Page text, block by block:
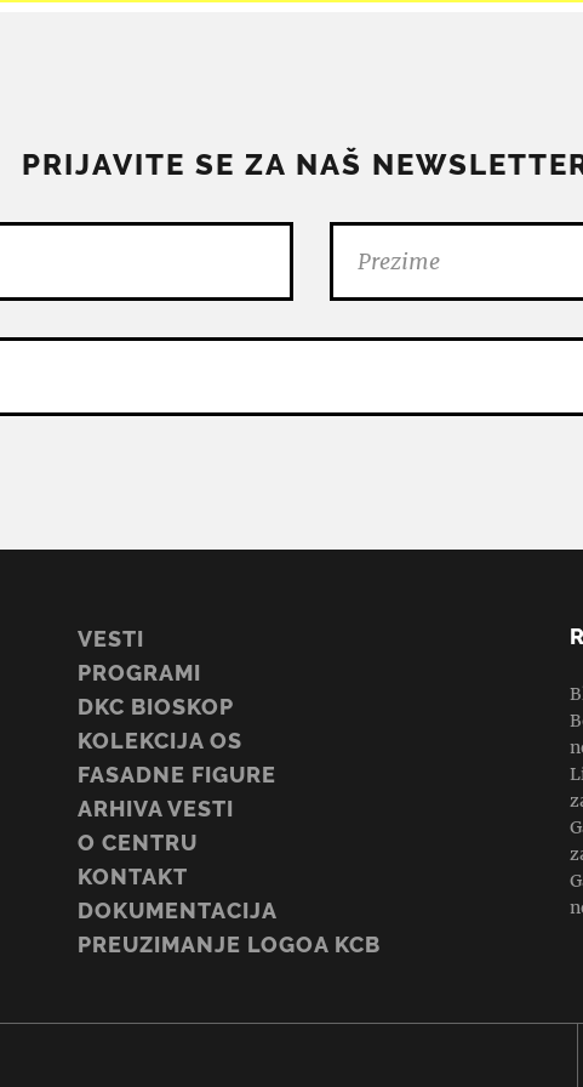
PRIJAVITE SE ZA NAŠ
VESTI
PROGRAMI
DKC BIOSKOP
KOLEKCIJA OS
FASADNE FIGURE
ARHIVA VESTI
O CENTRU
KONTAKT
DOKUMENTACIJA
PREUZIMANJE LOGOA KCB